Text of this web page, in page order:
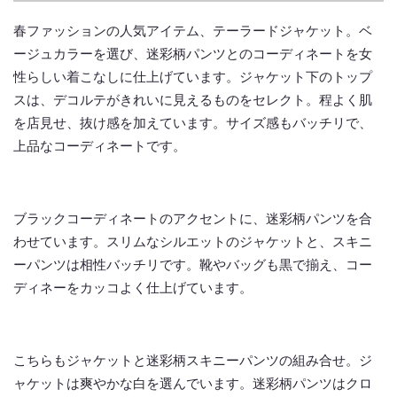
春ファッションの人気アイテム、テーラードジャケット。ベ
ージュカラーを選び、迷彩柄パンツとのコーディネートを女
性らしい着こなしに仕上げています。ジャケット下のトップ
スは、デコルテがきれいに見えるものをセレクト。程よく肌
を店見せ、抜け感を加えています。サイズ感もバッチリで、
上品なコーディネートです。
ブラックコーディネートのアクセントに、迷彩柄パンツを合
わせています。スリムなシルエットのジャケットと、スキニ
ーパンツは相性バッチリです。靴やバッグも黒で揃え、コー
ディネーをカッコよく仕上げています。
こちらもジャケットと迷彩柄スキニーパンツの組み合せ。ジ
ャケットは爽やかな白を選んでいます。迷彩柄パンツはクロ